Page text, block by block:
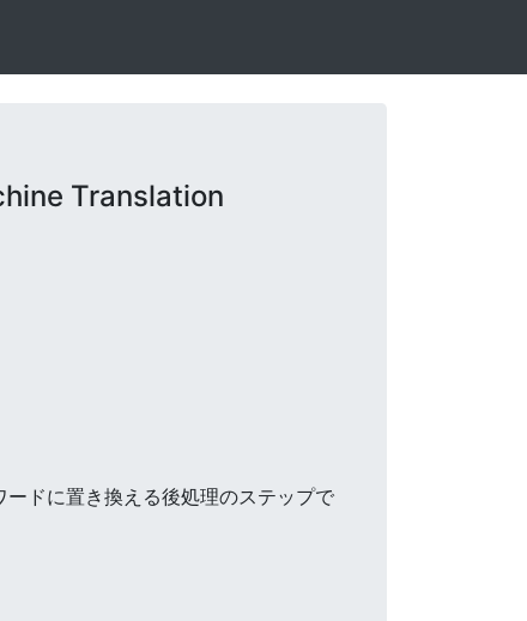
Translation
ドに置き換える後処理のステップで